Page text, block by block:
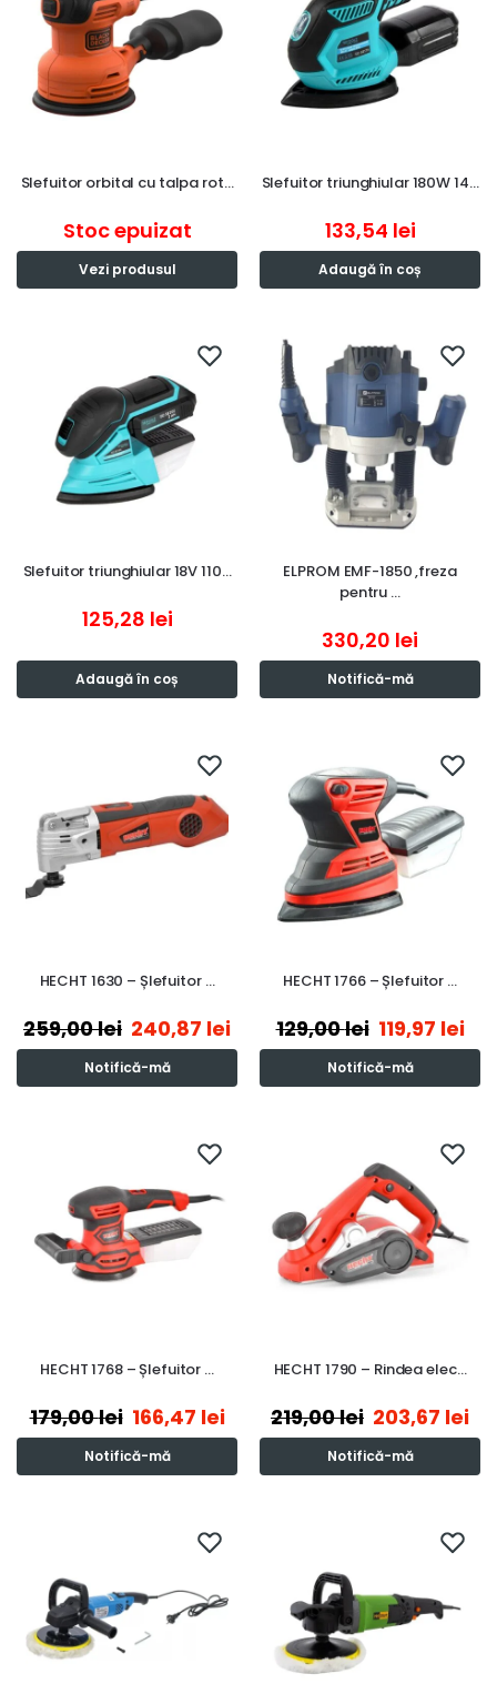
Slefuitor orbital cu talpa rot…
Stoc epuizat
Vezi produsul
Slefuitor triunghiular 180W 14…
133,54 lei
Adaugă în coș
Slefuitor triunghiular 18V 110…
125,28 lei
Adaugă în coș
ELPROM EMF-1850 ,freza
pentru …
330,20 lei
Notifică-mă
HECHT 1630 – Șlefuitor …
259,00lei 240,87 lei
Notifică-mă
HECHT 1766 – Șlefuitor …
129,00lei 119,97 lei
Notifică-mă
HECHT 1768 – Șlefuitor …
179,00lei 166,47 lei
Notifică-mă
HECHT 1790 – Rindea elec…
219,00lei 203,67 lei
Notifică-mă